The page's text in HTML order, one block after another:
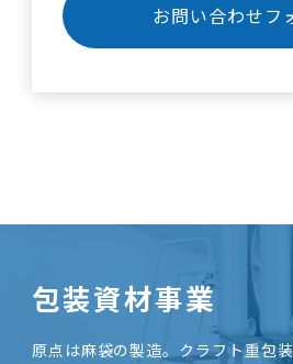
お問い合わせフ
包装資材事業
原点は麻袋の製造。クラフト重包